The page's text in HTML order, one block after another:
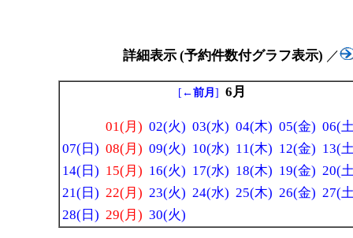
詳細表示 (予約件数付グラフ表示) ／
[ ←前月 ] 6月
01(月) 02(火) 03(水) 04(木) 05(金) 06(
07(日) 08(月) 09(火) 10(水) 11(木) 12(金) 13(
14(日) 15(月) 16(火) 17(水) 18(木) 19(金) 20(
21(日) 22(月) 23(火) 24(水) 25(木) 26(金) 27(
28(日) 29(月) 30(火)